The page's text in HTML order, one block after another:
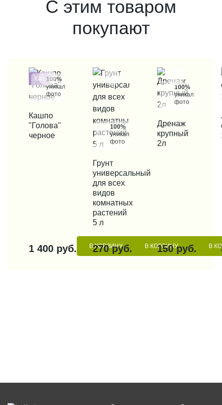
С этим товаром
покупают
Хит 100%
уникальные
фото
КУПИТЬ В 1 КЛИК
Кашпо
"Голова"
черное
1 400 руб. В КОРЗИНУ
100%
уникальные
фото
КУПИТЬ В 1 КЛИК
Грунт
универсальный
для всех
видов
комнатных
растений
5 л
270 руб. В КОРЗИНУ
100%
уникальные
фото
КУПИТЬ В 1 КЛИК
Дренаж
крупный
2л
150 руб. В